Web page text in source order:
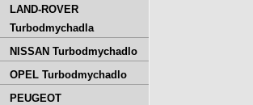
LAND-ROVER
Turbodmychadla
NISSAN Turbodmychadlo
OPEL Turbodmychadlo
PEUGEOT